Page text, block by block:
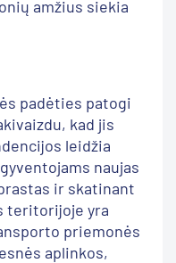
amžius siekia
padėties patogi
kad jis
leidžia
naujas
ir skatinant
teritorijoje yra
priemonės
aplinkos,